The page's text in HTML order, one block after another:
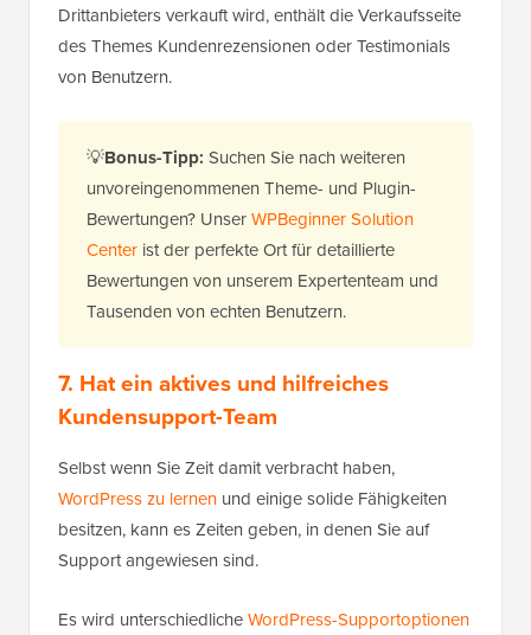
Drittanbieters verkauft wird, enthält die Verkaufsseite
des Themes Kundenrezensionen oder Testimonials
von Benutzern.
💡Bonus-Tipp: Suchen Sie nach weiteren
unvoreingenommenen Theme- und Plugin-
Bewertungen? UnserWPBeginner Solution
Center ist der perfekte Ort für detaillierte
Bewertungen von unserem Expertenteam und
Tausenden von echten Benutzern.
7. Hat ein aktives und hilfreiches
Kundensupport-Team
Selbst wenn Sie Zeit damit verbracht haben,
WordPress zu lernen und einige solide Fähigkeiten
besitzen, kann es Zeiten geben, in denen Sie auf
Support angewiesen sind.
Es wird unterschiedlicheWordPress-Supportoptionen